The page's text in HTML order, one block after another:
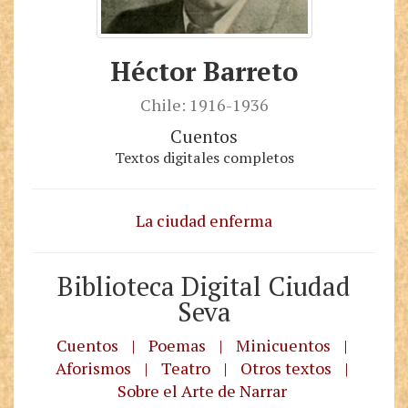
Héctor Barreto
Chile: 1916-1936
Cuentos
Textos digitales completos
La ciudad enferma
Biblioteca Digital Ciudad
Seva
Cuentos | Poemas | Minicuentos
|
Aforismos
| Teatro | Otros textos
|
Sobre el Arte de Narrar